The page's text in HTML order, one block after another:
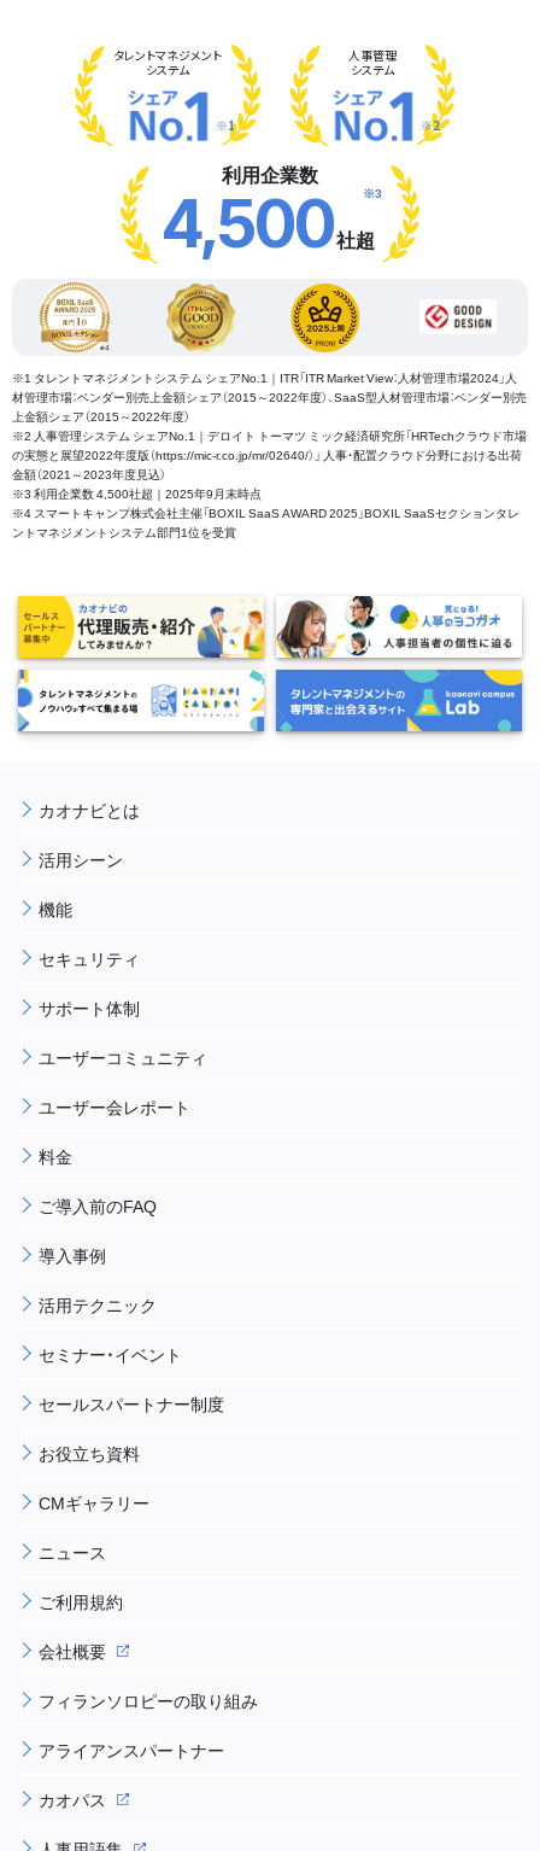
タレントマネジメント
システム
※1
人事管理
システム
※2
利用企業数
4,500社超
※3
※1 タレントマネジメントシステム シェアNo.1｜ITR「ITR Market View：人材管理市場2024」人
材管理市場：ベンダー別売上金額シェア（2015～2022年度）、SaaS型人材管理市場：ベンダー別売
上金額シェア（2015～2022年度）
※2 人事管理システム シェアNo.1｜デロイト トーマツ ミック経済研究所「HRTechクラウド市場
の実態と展望2022年度版（https://mic-r.co.jp/mr/02640/）」 人事・配置クラウド分野における出荷
金額（2021～2023年度見込）
※3 利用企業数 4,500社超｜2025年9月末時点
※4 スマートキャンプ株式会社主催「BOXIL SaaS AWARD 2025」BOXIL SaaSセクションタレ
ントマネジメントシステム部門1位を受賞
カオナビとは
活用シーン
機能
セキュリティ
サポート体制
ユーザーコミュニティ
ユーザー会レポート
料金
ご導入前のFAQ
導入事例
活用テクニック
セミナー・イベント
セールスパートナー制度
お役立ち資料
CMギャラリー
ニュース
ご利用規約
会社概要
フィランソロピーの取り組み
アライアンスパートナー
カオパス